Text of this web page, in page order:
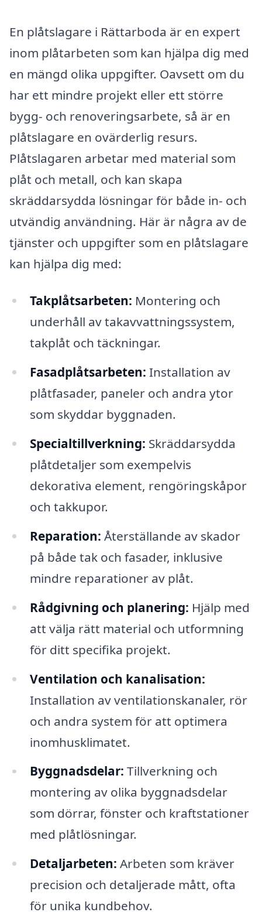
En plåtslagare i Rättarboda är en expert
inom plåtarbeten som kan hjälpa dig med
en mängd olika uppgifter. Oavsett om du
har ett mindre projekt eller ett större
bygg- och renoveringsarbete, så är en
plåtslagare en ovärderlig resurs.
Plåtslagaren arbetar med material som
plåt och metall, och kan skapa
skräddarsydda lösningar för både in- och
utvändig användning. Här är några av de
tjänster och uppgifter som en plåtslagare
kan hjälpa dig med:
Takplåtsarbeten: Montering och
underhåll av takavvattningssystem,
takplåt och täckningar.
Fasadplåtsarbeten: Installation av
plåtfasader, paneler och andra ytor
som skyddar byggnaden.
Specialtillverkning: Skräddarsydda
plåtdetaljer som exempelvis
dekorativa element, rengöringskåpor
och takkupor.
Reparation: Återställande av skador
på både tak och fasader, inklusive
mindre reparationer av plåt.
Rådgivning och planering: Hjälp med
att välja rätt material och utformning
för ditt specifika projekt.
Ventilation och kanalisation:
Installation av ventilationskanaler, rör
och andra system för att optimera
inomhusklimatet.
Byggnadsdelar: Tillverkning och
montering av olika byggnadsdelar
som dörrar, fönster och kraftstationer
med plåtlösningar.
Detaljarbeten: Arbeten som kräver
precision och detaljerade mått, ofta
för unika kundbehov.